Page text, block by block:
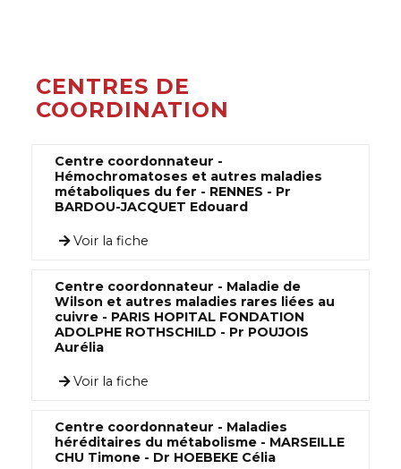
CENTRES DE
COORDINATION
Centre coordonnateur -
Hémochromatoses et autres maladies
métaboliques du fer - RENNES - Pr
BARDOU-JACQUET Edouard
Voir la fiche
Centre coordonnateur - Maladie de
Wilson et autres maladies rares liées au
cuivre - PARIS HOPITAL FONDATION
ADOLPHE ROTHSCHILD - Pr POUJOIS
Aurélia
Voir la fiche
Centre coordonnateur - Maladies
héréditaires du métabolisme - MARSEILLE
CHU Timone - Dr HOEBEKE Célia